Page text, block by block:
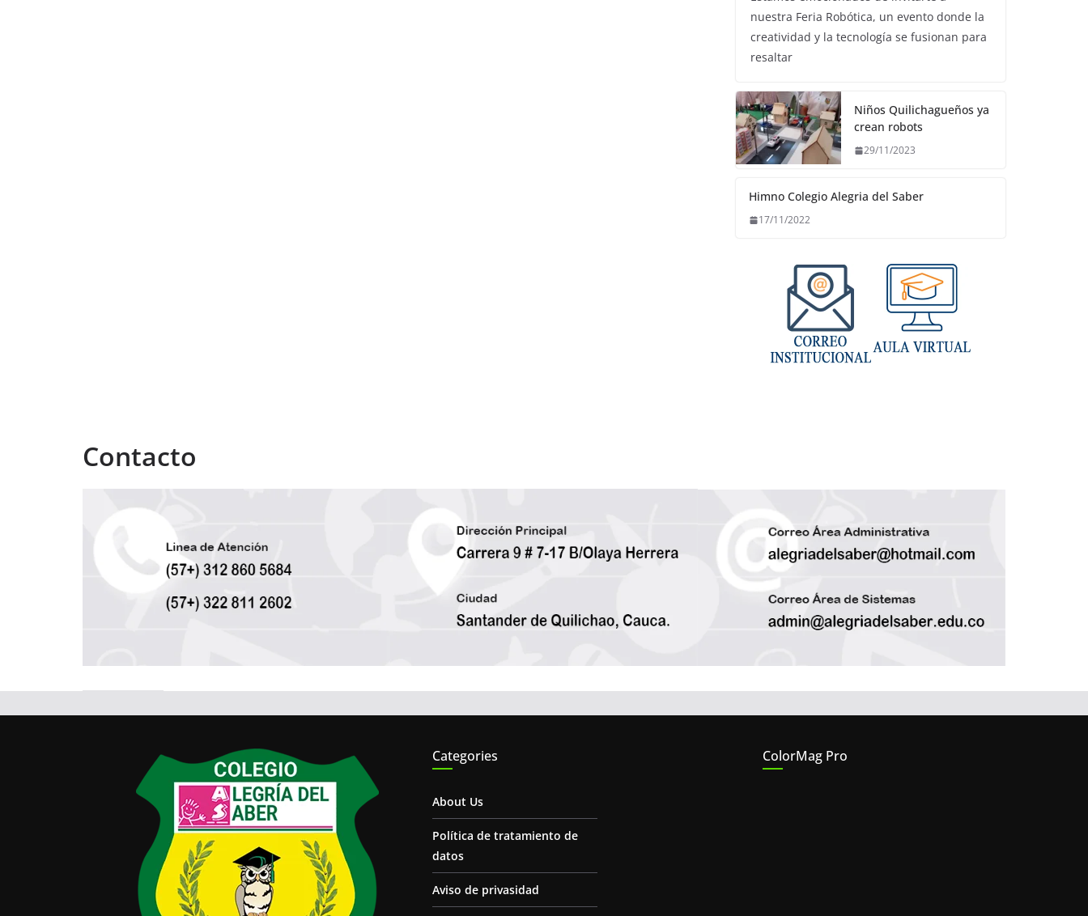
nuestra Feria Robótica, un evento donde la
creatividad y la tecnología se fusionan para
resaltar
Niños Quilichagueños ya
crean robots
29/11/2023
Himno Colegio Alegria del Saber
17/11/2022
Contacto
Categories
About Us
Política de tratamiento de
datos
Aviso de privasidad
ColorMag Pro